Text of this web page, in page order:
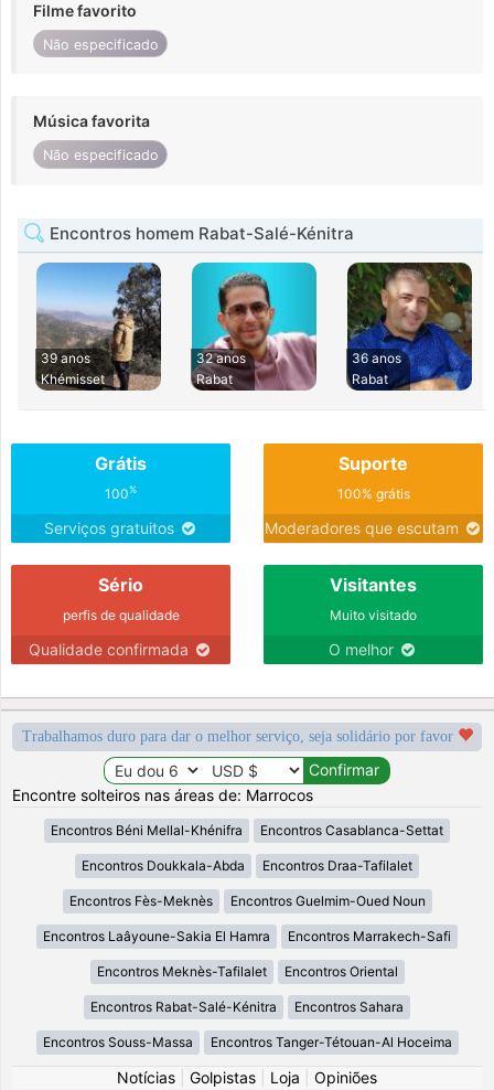
Filme favorito
Não especificado
Música favorita
Não especificado
Encontros homem Rabat-Salé-Kénitra
39 anos
Khémisset
32 anos
Rabat
36 anos
Rabat
Grátis
100%
Serviços gratuitos
Suporte
100% grátis
Moderadores que escutam
Sério
perfis de qualidade
Qualidade confirmada
Visitantes
Muito visitado
O melhor
Trabalhamos duro para dar o melhor serviço, seja solidário por favor
Encontre solteiros nas áreas de: Marrocos
Encontros Béni Mellal-Khénifra Encontros Casablanca-Settat
Encontros Doukkala-Abda Encontros Draa-Tafilalet
Encontros Fès-Meknès Encontros Guelmim-Oued Noun
Encontros Laâyoune-Sakia El Hamra Encontros Marrakech-Safi
Encontros Meknès-Tafilalet Encontros Oriental
Encontros Rabat-Salé-Kénitra Encontros Sahara
Encontros Souss-Massa Encontros Tanger-Tétouan-Al Hoceima
Notícias Golpistas Loja
Opiniões